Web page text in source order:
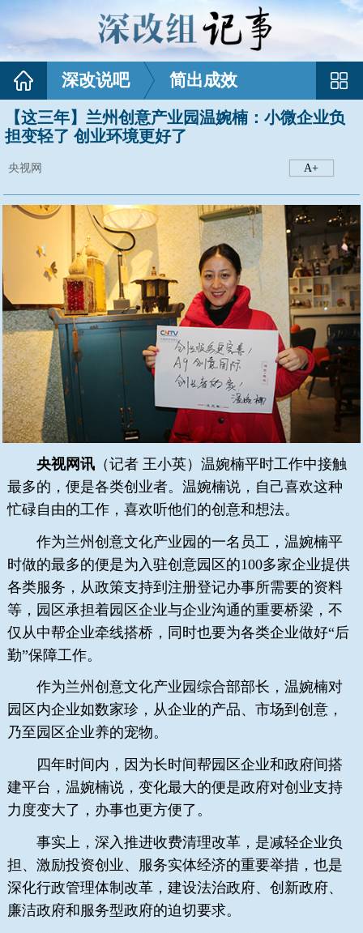
深改说吧 简出成效
【这三年】兰州创意产业园温婉楠：小微企业负
担变轻了 创业环境更好了
央视网 A+
央视网讯（记者 王小英）温婉楠平时工作中接触
最多的，便是各类创业者。温婉楠说，自己喜欢这种
忙碌自由的工作，喜欢听他们的创意和想法。
作为兰州创意文化产业园的一名员工，温婉楠平
时做的最多的便是为入驻创意园区的100多家企业提供
各类服务，从政策支持到注册登记办事所需要的资料
等，园区承担着园区企业与企业沟通的重要桥梁，不
仅从中帮企业牵线搭桥，同时也要为各类企业做好“后
勤”保障工作。
作为兰州创意文化产业园综合部部长，温婉楠对
园区内企业如数家珍，从企业的产品、市场到创意，
乃至园区企业养的宠物。
四年时间内，因为长时间帮园区企业和政府间搭
建平台，温婉楠说，变化最大的便是政府对创业支持
力度变大了，办事也更方便了。
事实上，深入推进收费清理改革，是减轻企业负
担、激励投资创业、服务实体经济的重要举措，也是
深化行政管理体制改革，建设法治政府、创新政府、
廉洁政府和服务型政府的迫切要求。